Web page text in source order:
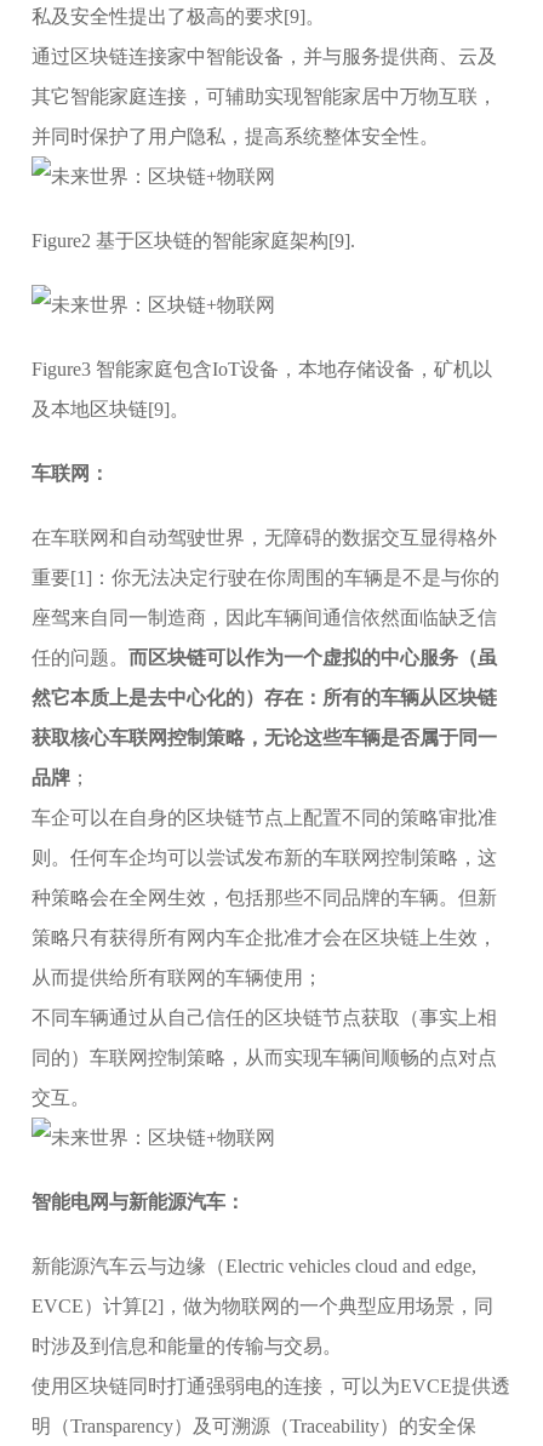
私及安全性提出了极高的要求[9]。
通过区块链连接家中智能设备，并与服务提供商、云及
其它智能家庭连接，可辅助实现智能家居中万物互联，
并同时保护了用户隐私，提高系统整体安全性。
Figure2 基于区块链的智能家庭架构[9].
Figure3 智能家庭包含IoT设备，本地存储设备，矿机以
及本地区块链[9]。
车联网：
在车联网和自动驾驶世界，无障碍的数据交互显得格外
重要[1]：你无法决定行驶在你周围的车辆是不是与你的
座驾来自同一制造商，因此车辆间通信依然面临缺乏信
任的问题。而区块链可以作为一个虚拟的中心服务（虽
然它本质上是去中心化的）存在：所有的车辆从区块链
获取核心车联网控制策略，无论这些车辆是否属于同一
品牌 ；
车企可以在自身的区块链节点上配置不同的策略审批准
则。任何车企均可以尝试发布新的车联网控制策略，这
种策略会在全网生效，包括那些不同品牌的车辆。但新
策略只有获得所有网内车企批准才会在区块链上生效，
从而提供给所有联网的车辆使用；
不同车辆通过从自己信任的区块链节点获取（事实上相
同的）车联网控制策略，从而实现车辆间顺畅的点对点
交互。
智能电网与新能源汽车：
新能源汽车云与边缘（Electric vehicles cloud and edge,
EVCE）计算[2]，做为物联网的一个典型应用场景，同
时涉及到信息和能量的传输与交易。
使用区块链同时打通强弱电的连接，可以为EVCE提供透
明（Transparency）及可溯源（Traceability）的安全保